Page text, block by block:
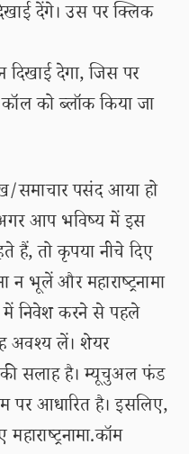
देंगे। उस पर क्लिक
देगा, जिस पर
को ब्लॉक किया जा
पसंद आया हो
आप भविष्य में इस
हैं, तो कृपया नीचे दिए
भूलें और महाराष्ट्रनामा
में निवेश करने से पहले
अवश्य लें। शेयर
की सलाह है। म्यूचुअल फंड
पर आधारित है। इसलिए,